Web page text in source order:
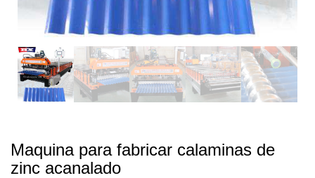
Maquina para fabricar calaminas de
zinc acanalado